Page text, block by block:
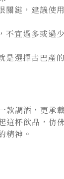
關鍵，建議使
不宜過多或過
是選擇古巴產
款調酒，更承
這杯飲品，仿
精神。